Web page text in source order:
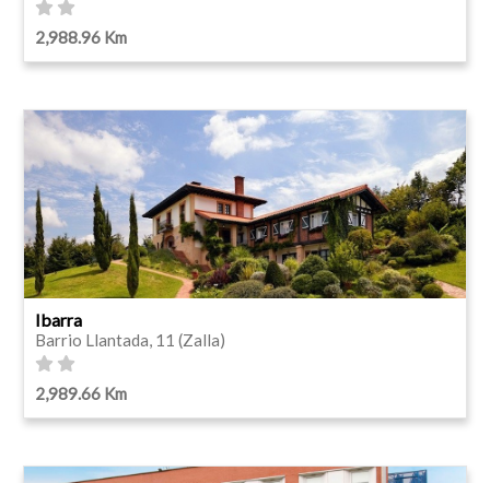
2,988.96 Km
Ibarra
Barrio Llantada, 11 (Zalla)
2,989.66 Km